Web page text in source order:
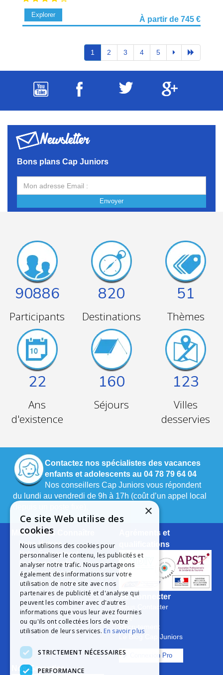
Explorer
À partir de 745 €
1 2 3 4 5
Newsletter
Bons plans Cap Juniors
Envoyer
90886
Participants
820
Destinations
51
Thèmes
22
Ans
d'existence
160
Séjours
123
Villes
desservies
Contactez nos spécialistes des vacances
enfants et adolescents au 04 78 79 64 04
Nos conseillers Cap Juniors vous répondent
du lundi au vendredi de 9h à 17h (coût d’un appel local
Mieux nous Connaître
Notre Histoire
Notre Engagement
La Charte Qualité
Le Projet Educatif
Les Aides Possibles
Les Groupes
Agréments et
qualifications
Se Connecter
Nous Contacter
Recrutement
Le Blog Cap Juniors
Connexion Pro
Nos Garanties
×
Ce site Web utilise des
cookies
Nous utilisons des cookies pour
personnaliser le contenu, les publicités et
analyser notre trafic. Nous partageons
également des informations sur votre
utilisation de notre site avec nos
partenaires de publicité et d'analyse qui
peuvent les combiner avec d'autres
informations que vous leur avez fournies
ou qu'ils ont collectées lors de votre
utilisation de leurs services. En savoir plus
STRICTEMENT NÉCESSAIRES
PERFORMANCE